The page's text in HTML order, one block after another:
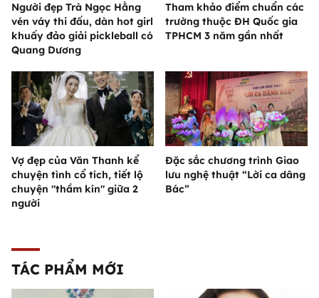
Người đẹp Trà Ngọc Hằng
vén váy thi đấu, dàn hot girl
khuấy đảo giải pickleball có
Quang Dương
Tham khảo điểm chuẩn các
trường thuộc ĐH Quốc gia
TPHCM 3 năm gần nhất
Vợ đẹp của Văn Thanh kể
chuyện tình cổ tích, tiết lộ
chuyện "thầm kín" giữa 2
người
Đặc sắc chương trình Giao
lưu nghệ thuật “Lời ca dâng
Bác”
TÁC PHẨM MỚI